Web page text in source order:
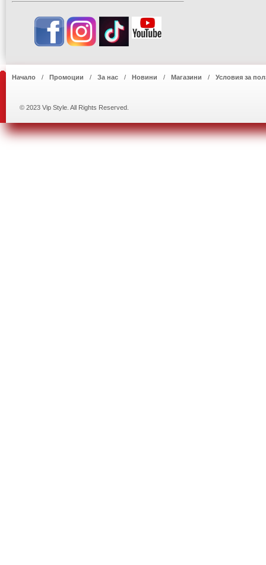
Начало Промоции За нас Новини Магазини Условия за
© 2023 Vip Style. All Rights Reserved.